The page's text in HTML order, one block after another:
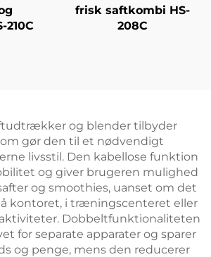
210C
frisk saftkombi HS-
208C
og blender tilbyder
gør den til et nødvendigt
livsstil. Den kabellose funktion
og giver brugeren mulighed
og smoothies, uanset om det
kontoret, i træningscenteret eller
Dobbeltfunktionaliteten
for separate apparater og sparer
og penge, mens den reducerer